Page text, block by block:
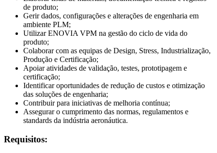
de produto;
Gerir dados, configurações e alterações de engenharia em
ambiente PLM;
Utilizar ENOVIA VPM na gestão do ciclo de vida do
produto;
Colaborar com as equipas de Design, Stress, Industrialização,
Produção e Certificação;
Apoiar atividades de validação, testes, prototipagem e
certificação;
Identificar oportunidades de redução de custos e otimização
das soluções de engenharia;
Contribuir para iniciativas de melhoria contínua;
Assegurar o cumprimento das normas, regulamentos e
standards da indústria aeronáutica.
Requisitos: